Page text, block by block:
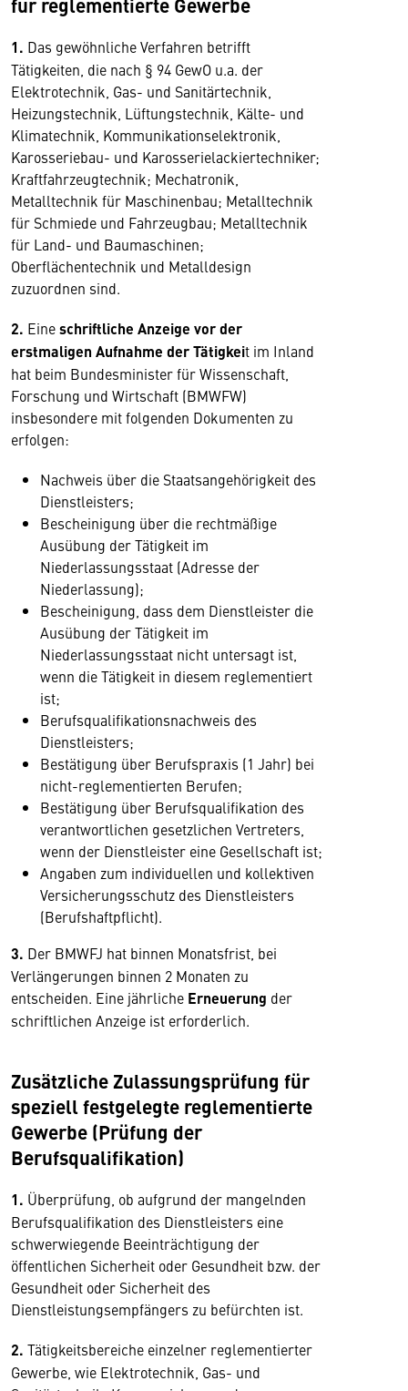
1. Das gewöhnliche Verfahren betrifft
Tätigkeiten, die nach § 94 GewO u.a. der
Elektrotechnik, Gas- und Sanitärtechnik,
Heizungstechnik, Lüftungstechnik, Kälte- und
Klimatechnik, Kommunikationselektronik,
Karosseriebau- und Karosserielackiertechniker;
Kraftfahrzeugtechnik; Mechatronik,
Metalltechnik für Maschinenbau; Metalltechnik
für Schmiede und Fahrzeugbau; Metalltechnik
für Land- und Baumaschinen;
Oberflächentechnik und Metalldesign
zuzuordnen sind.
2. Eineschriftliche Anzeige vor der
erstmaligen Aufnahme der Tätigkeit im Inland
hat beim Bundesminister für Wissenschaft,
Forschung und Wirtschaft (BMWFW)
insbesondere mit folgenden Dokumenten zu
erfolgen:
Nachweis über die Staatsangehörigkeit des
Dienstleisters;
Bescheinigung über die rechtmäßige
Ausübung der Tätigkeit im
Niederlassungsstaat (Adresse der
Niederlassung);
Bescheinigung, dass dem Dienstleister die
Ausübung der Tätigkeit im
Niederlassungsstaat nicht untersagt ist,
wenn die Tätigkeit in diesem reglementiert
ist;
Berufsqualifikationsnachweis des
Dienstleisters;
Bestätigung über Berufspraxis (1 Jahr) bei
nicht-reglementierten Berufen;
Bestätigung über Berufsqualifikation des
verantwortlichen gesetzlichen Vertreters,
wenn der Dienstleister eine Gesellschaft ist;
Angaben zum individuellen und kollektiven
Versicherungsschutz des Dienstleisters
(Berufshaftpflicht).
3. Der BMWFJ hat binnen Monatsfrist, bei
Verlängerungen binnen 2 Monaten zu
entscheiden. Eine jährliche Erneuerung der
schriftlichen Anzeige ist erforderlich.
Zusätzliche Zulassungsprüfung für
speziell festgelegte reglementierte
Gewerbe (Prüfung der
Berufsqualifikation)
1. Überprüfung, ob aufgrund der mangelnden
Berufsqualifikation des Dienstleisters eine
schwerwiegende Beeinträchtigung der
öffentlichen Sicherheit oder Gesundheit bzw. der
Gesundheit oder Sicherheit des
Dienstleistungsempfängers zu befürchten ist.
2. Tätigkeitsbereiche einzelner reglementierter
Gewerbe, wie Elektrotechnik, Gas- und